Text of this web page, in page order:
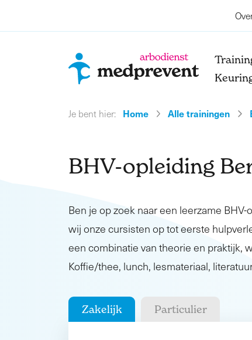
Je bent hier: Home Alle trainingen
BHV-opleiding
Ben je op zoek naar een leerzame
wij onze cursisten op tot eerste
een combinatie van theorie en praktijk,
Koffie/thee, lunch, lesmateriaal,
Zakelijk Particulier